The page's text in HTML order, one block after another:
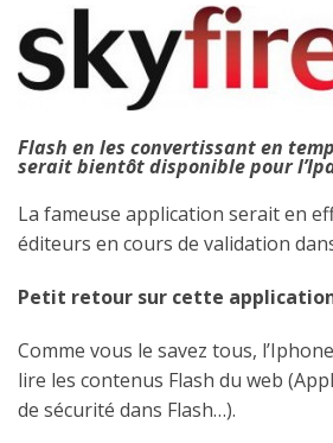
Flash en les convertissant en
serait bientôt disponible pour
La fameuse application serait en
éditeurs en cours de validation
Petit retour sur cette
Comme vous le savez tous,
lire les contenus Flash du web
de sécurité dans Flash…).